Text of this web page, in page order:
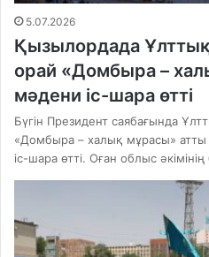
5.07.2026
Қызылордада
орай «Домбыра –
мәдени іс-шара өтті
Бүгін Президент саябағында
«Домбыра – халық мұрасы»
іс-шара өтті. Оған облыс әкімінің